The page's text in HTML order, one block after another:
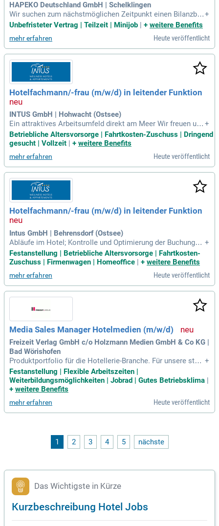
HAPEKO Deutschland GmbH | Schelklingen
Wir suchen zum nächstmöglichen Zeitpunkt einen Bilanzbuc
hhalter (m/w/d), der in unserer Hotelbranche eine zentrale R
olle spielt. Ihre Aufgaben umfassen die laufende Finanz- und
Lohnbuchhaltung sowie die Erstellung von Monats- und Jah
resabschlüssen nach HGB. Darüber hinaus sind Sie für die E
rfassung und Verbuchung aller Geschäftsvorfälle sowie die
Überwachung der Zahlungseingänge verantwortlich. In diese
r Position haben Sie die Möglichkeit, sich in eine leitende k
aufmännische Rolle weiterzuentwickeln. Zu Ihren Tätigkeite
n gehören auch die Erstellung von BWAs und das Controllin
g von Kostenstellen. Bewerben Sie sich jetzt und gestalten
Sie die Zukunft unseres Unternehmens aktiv mit!
+
Unbefristeter Vertrag | Teilzeit | Minijob | + weitere Benefits
mehr erfahren Heute veröffentlicht
Hotelfachmann/-frau (m/w/d) in leitender Funktion
INTUS GmbH | Hohwacht (Ostsee)
Ein attraktives Arbeitsumfeld direkt am Meer Wir freuen uns
über Ihre Bewerbung: Jetzt online bewerben unter: https://w
ww.intus-hotels.de/online-bewerben Oder per E-Mail an: Be
mensstr. 1 90766 Fürthwww.intus-hotels.de
+
Betriebliche Altersvorsorge | Fahrtkosten-Zuschuss | Dringend
gesucht | Vollzeit
+ weitere Benefits
mehr erfahren Heute veröffentlicht
Hotelfachmann/-frau (m/w/d) in leitender Funktion
Intus GmbH | Behrensdorf (Ostsee)
Abläufe im Hotel; Kontrolle und Optimierung der Buchungssi
tuation im Hotel, Festlegung von kurzfristigen Maßnahmen
und Angeboten zur Belegungssteigerung; Zusammenarbeit
mit anderen Abteilungen wie Küche, Housekeeping, Marketi
ng und Technik; Betreuung
+
Festanstellung | Betriebliche Altersvorsorge | Fahrtkosten-
Zuschuss | Firmenwagen | Homeoffice | + weitere Benefits
mehr erfahren Heute veröffentlicht
Media Sales Manager Hotelmedien (m/w/d)
Freizeit Verlag GmbH c/o Holzmann Medien GmbH & Co KG |
Bad Wörishofen
Produktportfolio für die Hotellerie-Branche. Für unsere stark
en Medienmarken Tophotel mit der Heftstrecke HOTEL+TE
CHNIK und dem Online-Portal Mein Tophotel suchen wir zu
m nächstmöglichen Zeitpunkt einen.
+
Festanstellung | Flexible Arbeitszeiten |
Weiterbildungsmöglichkeiten | Jobrad | Gutes Betriebsklima |
+ weitere Benefits
mehr erfahren Heute veröffentlicht
1 2 3 4 5 nächste
Das Wichtigste in Kürze
Kurzbeschreibung Hotel Jobs